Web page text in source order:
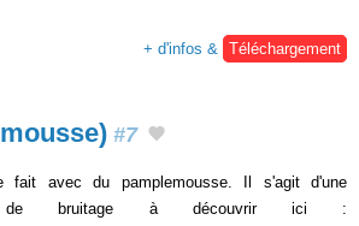
+ d'infos &
Téléchargement
#7
fait avec du pamplemousse. Il s'agit d'une
de bruitage à découvrir ici :